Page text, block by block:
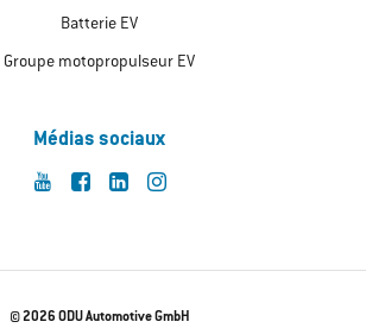
Batterie EV
Groupe motopropulseur EV
Médias sociaux
© 2026 ODU Automotive GmbH